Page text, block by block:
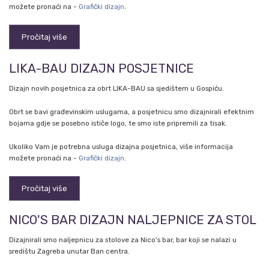
možete pronaći na - Grafički dizajn.
Pročitaj više
LIKA-BAU DIZAJN POSJETNICE
Dizajn novih posjetnica za obrt LIKA-BAU sa sjedištem u Gospiću.
Obrt se bavi građevinskim uslugama, a posjetnicu smo dizajnirali efektnim
bojama gdje se posebno ističe logo, te smo iste pripremili za tisak.
Ukoliko Vam je potrebna usluga dizajna posjetnica, više informacija
možete pronaći na - Grafički dizajn.
Pročitaj više
NICO'S BAR DIZAJN NALJEPNICE ZA STOL
Dizajnirali smo naljepnicu za stolove za Nico's bar, bar koji se nalazi u
središtu Zagreba unutar Ban centra.